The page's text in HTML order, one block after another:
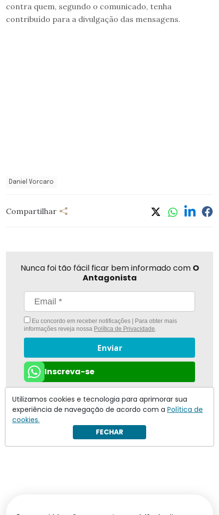
contra quem, segundo o comunicado, tenha
contribuído para a divulgação das mensagens.
Daniel Vorcaro
Compartilhar
Nunca foi tão fácil ficar bem informado com O
Antagonista
Eu concordo em receber notificações | Para obter mais
informações reveja nossa Política de Privacidade.
Enviar
Inscreva-se
Utilizamos cookies e tecnologia para aprimorar sua
experiência de navegação de acordo com a Política de
cookies.
FECHAR